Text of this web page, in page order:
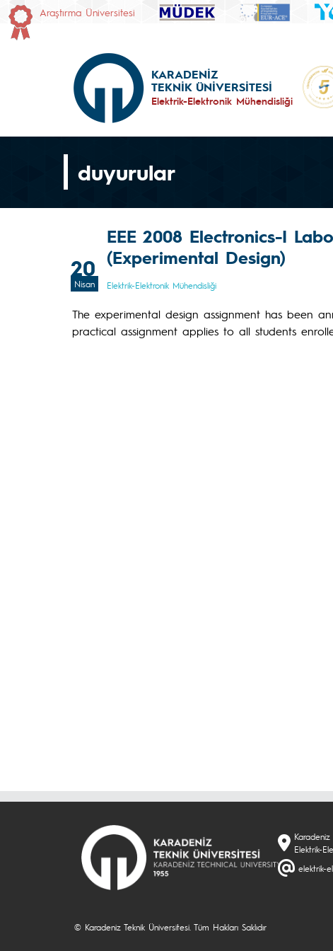
Araştırma Üniversitesi
KARADENİZ
TEKNİK ÜNİVERSİTESİ
Elektrik-Elektronik Mühendisliği
duyurular
20
Nisan
EEE 2008 Electronics-I
(Experimental Design)
Elektrik-Elektronik Mühendisliği
The experimental design assignment has been
practical assignment applies to all students
Karadeniz
Elektrik-
elektrik-
© Karadeniz Teknik Üniversitesi. Tüm Hakları Saklıdır